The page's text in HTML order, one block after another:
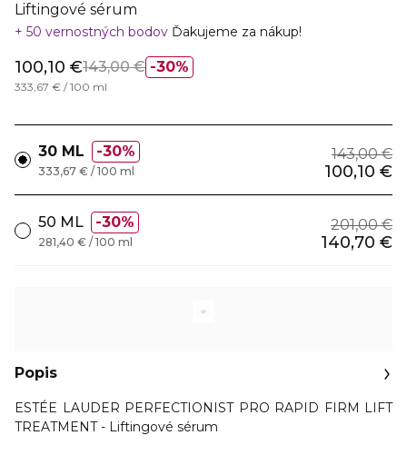
Liftingové sérum
50 vernostných bodov Ďakujeme za nákup!
30%
100,10 €143,00 €
333,67 € / 100 ml
30 ML 30% 143,00 €
100,10 €
333,67 € / 100 ml
50 ML 30% 201,00 €
140,70 €
281,40 € / 100 ml
Popis
ESTÉE LAUDER PERFECTIONIST PRO RAPID FIRM LIFT
TREATMENT - Liftingové sérum